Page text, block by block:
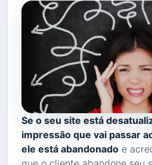
Se o seu site está
impressão que vai passar
ele está abandonado e